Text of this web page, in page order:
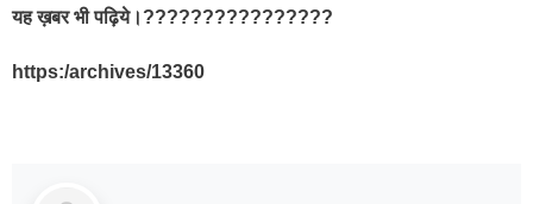
यह ख़बर भी पढ़िये।????????????????
https:/archives/13360